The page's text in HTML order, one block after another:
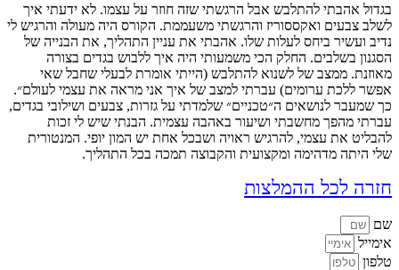
בגדול אהבתי להתלבש אבל הרגשתי שזה חוזר על עצמו. לא ידעתי איך
לשלב צבעים ואקססוריז והרגשתי משעממת. הקורס היה מעולה והרגיש לי
נדיב ועשיר ביחס לעלות שלו. אהבתי את עניין התהליך, את הבנייה של
הסגנון בשלבים. החלק הכי משמעותי היה איך ללבוש בגדים בצורה
מאוזנת. ממצב של לשנוא להתלבש (הייתי אומרת לבעלי שחבל שאי
אפשר ללכת ערומים) עברתי למצב של איך אני מראה את עצמי לעולם״.
כך שמעבר לנושאים ה״טכניים״ שלמדתי על גזרות, צבעים ושילובי בגדים,
עברתי מהפך מחשבתי ושיעור באהבה עצמית. הבנתי שיש לי זכות
להבליט את עצמי, להרגיש ראויה ושבכל אחת יש המון יופי. המנטורית
שלי היתה מדהימה ומקצועית והקבוצה תמכה בכל התהליך.
חזרה לכל ההמלצות
שם
אימייל
טלפון